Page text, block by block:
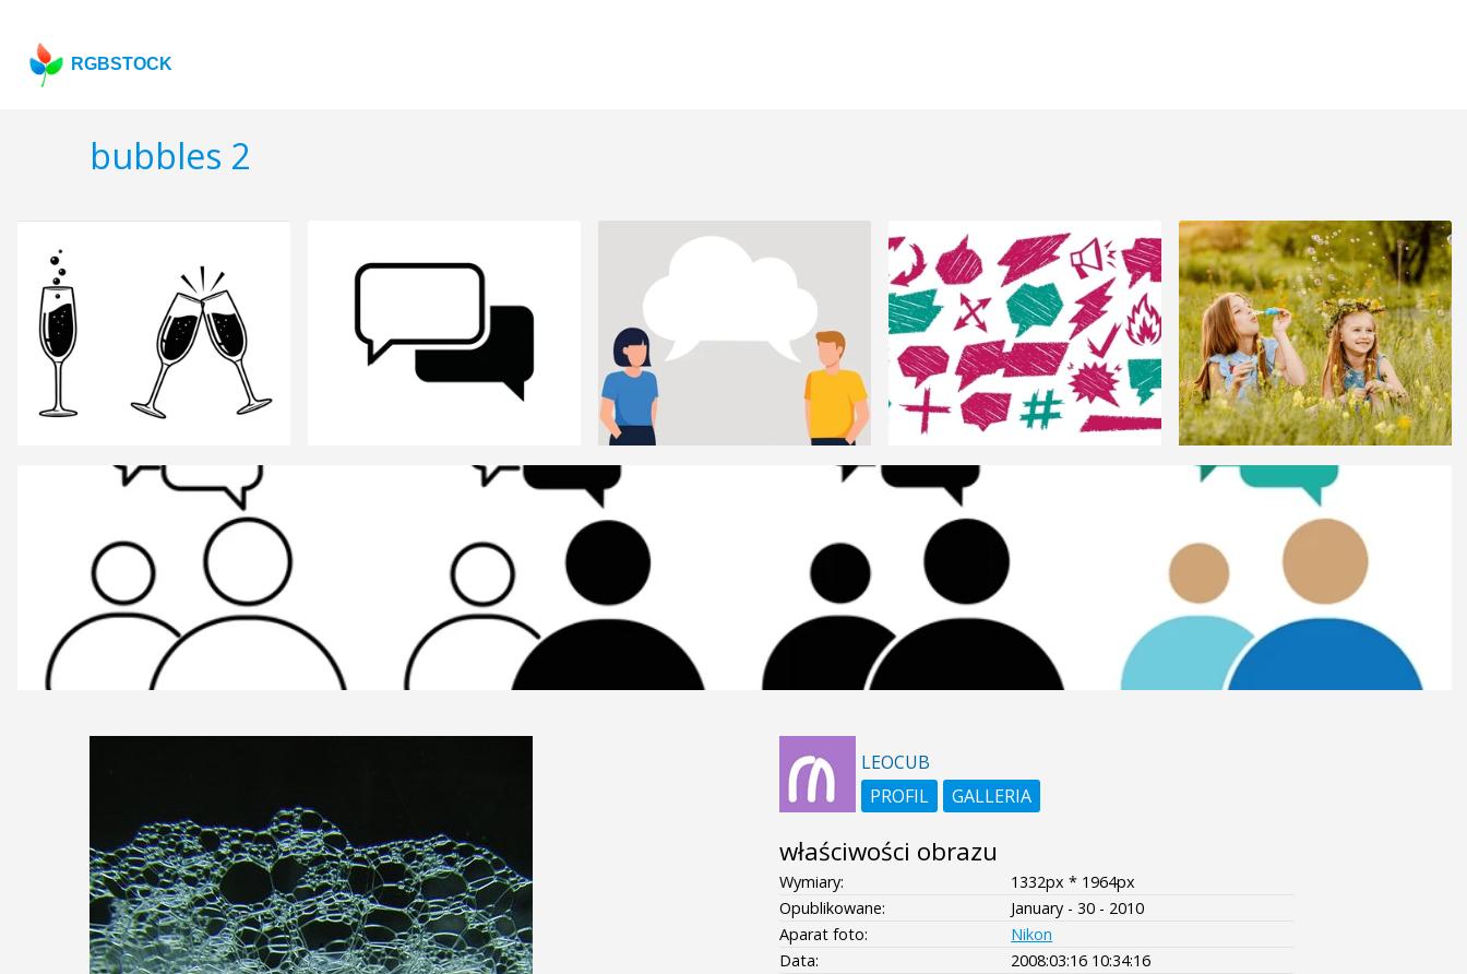
RGBSTOCK
bubbles 2
LEOCUB
PROFIL
GALLERIA
właściwości obrazu
Wymiary:
1332px * 1964px
Opublikowane:
January - 30 - 2010
Aparat foto:
Nikon
Data:
2008:03:16 10:34:16